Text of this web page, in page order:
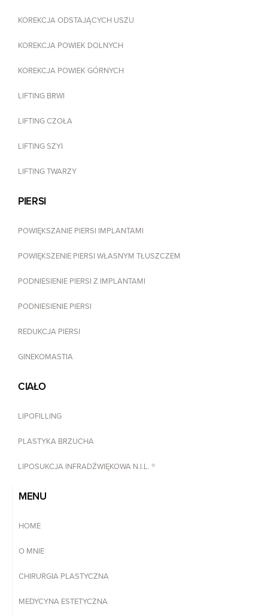
KOREKCJA ODSTAJĄCYCH USZU
KOREKCJA POWIEK DOLNYCH
KOREKCJA POWIEK GÓRNYCH
LIFTING BRWI
LIFTING CZOŁA
LIFTING SZYI
LIFTING TWARZY
PIERSI
POWIĘKSZANIE PIERSI IMPLANTAMI
POWIĘKSZENIE PIERSI WŁASNYM TŁUSZCZEM
PODNIESIENIE PIERSI Z IMPLANTAMI
PODNIESIENIE PIERSI
REDUKCJA PIERSI
GINEKOMASTIA
CIAŁO
LIPOFILLING
PLASTYKA BRZUCHA
LIPOSUKCJA INFRADŹWIĘKOWA N.I.L. ®
MENU
HOME
O MNIE
CHIRURGIA PLASTYCZNA
MEDYCYNA ESTETYCZNA